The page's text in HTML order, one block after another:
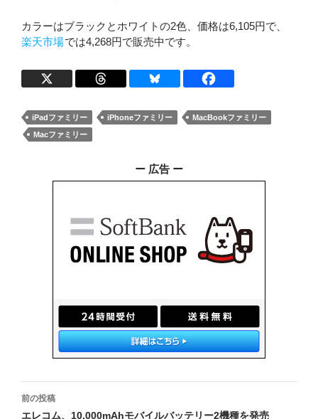
カラーはブラックとホワイトの2色、価格は6,105円で、
楽天市場では4,268円で販売中です。
iPadファミリー iPhoneファミリー
MacBookファミリー
Macファミリー
ー 広告 ー
投
前の投稿
エレコム、10,000mAhモバイルバッテリー2機種を発売